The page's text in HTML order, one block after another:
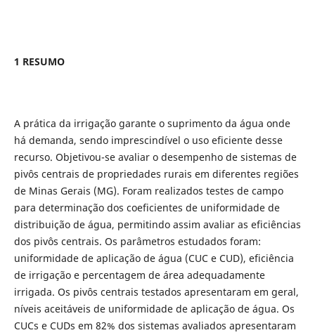
1 RESUMO
A prática da irrigação garante o suprimento da água onde
há demanda, sendo imprescindível o uso eficiente desse
recurso. Objetivou-se avaliar o desempenho de sistemas de
pivôs centrais de propriedades rurais em diferentes regiões
de Minas Gerais (MG). Foram realizados testes de campo
para determinação dos coeficientes de uniformidade de
distribuição de água, permitindo assim avaliar as eficiências
dos pivôs centrais. Os parâmetros estudados foram:
uniformidade de aplicação de água (CUC e CUD), eficiência
de irrigação e percentagem de área adequadamente
irrigada. Os pivôs centrais testados apresentaram em geral,
níveis aceitáveis de uniformidade de aplicação de água. Os
CUCs e CUDs em 82% dos sistemas avaliados apresentaram